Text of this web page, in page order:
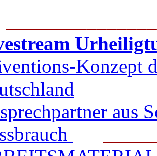
Konzept
aus